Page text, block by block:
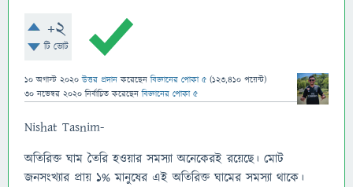
+2
টি ভোট
10 অগাস্ট 2020 উত্তর প্রদান করেছেনবিজ্ঞানের পোকা ৫ (123,410 পয়েন্ট)
30 নভেম্বর 2020 নির্বাচিত করেছেনবিজ্ঞানের পোকা ৫
Nishat Tasnim-
অতিরিক্ত ঘাম তৈরি হওয়ার সমস্যা অনেকেরই রয়েছে। মোট
জনসংখ্যার প্রায় ১% মানুষের এই অতিরিক্ত ঘামের সমস্যা থাকে।